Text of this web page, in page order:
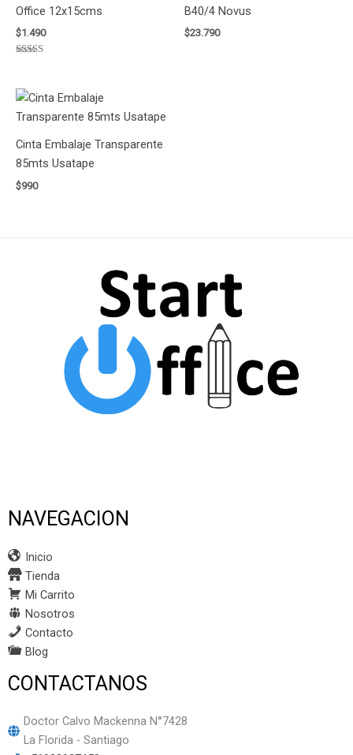
Office 12x15cms
$1.490
de 5
B40/4 Novus
$23.790
Cinta Embalaje Transparente
85mts Usatape
$990
NAVEGACION
Inicio
Tienda
Mi Carrito
Nosotros
Contacto
Blog
CONTACTANOS
Doctor Calvo Mackenna N°7428
La Florida - Santiago